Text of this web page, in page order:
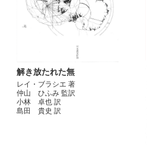
解き放たれた無
レイ・ブラシエ 著
仲山 ひふみ 監訳
小林 卓也 訳
島田 貴史 訳